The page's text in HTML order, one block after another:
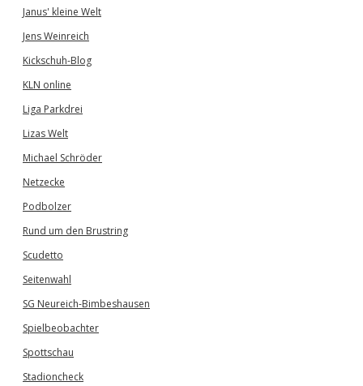
Janus' kleine Welt
Jens Weinreich
Kickschuh-Blog
KLN online
Liga Parkdrei
Lizas Welt
Michael Schröder
Netzecke
Podbolzer
Rund um den Brustring
Scudetto
Seitenwahl
SG Neureich-Bimbeshausen
Spielbeobachter
Spottschau
Stadioncheck